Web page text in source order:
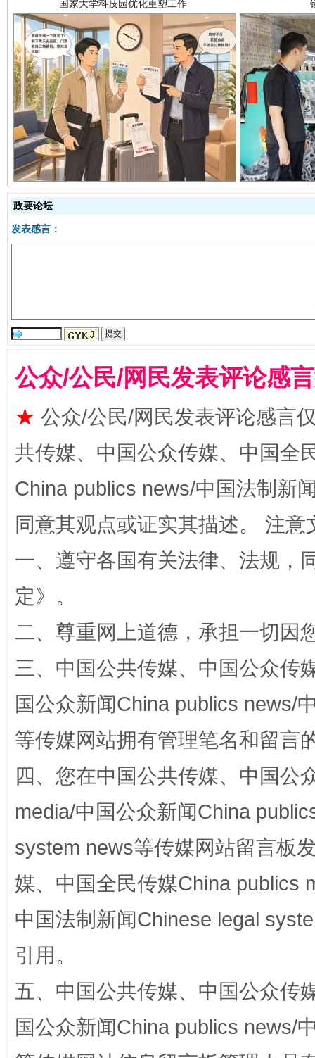
扯下公款旅游的“隐身衣” 如何以
完善运行机制助力责任有效落实 一纸欠
东山县通报“牛蛙产品抗生素超标问题”
千年窑火 生生不息 一
政要论坛
发表感言：
公众/公民/网民发表评论感
★ 公众/公民/网民发表评论感言
共传媒、中国公众传媒、中国全
China publics news/中国法制新
同意其观点或证实其描述。 注
一、遵守各国有关法律、法规，
定》。
二、尊重网上道德，承担一切因
三、中国公共传媒、中国公众传
国公众新闻China publics news/
等传媒网站拥有管理笔名和留言
四、您在中国公共传媒、中国公
media/中国公众新闻China
system news等传媒网站留言板
媒、中国全民传媒China publics
中国法制新闻Chinese legal
引用。
五、中国公共传媒、中国公众传
国公众新闻China publics news/